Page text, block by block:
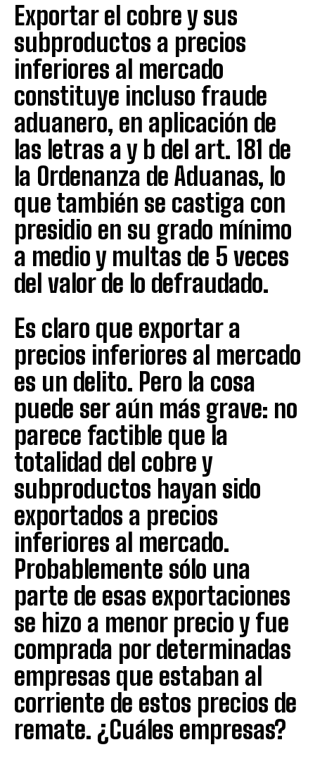
Exportar el cobre y sus
subproductos a precios
inferiores al mercado
constituye incluso fraude
aduanero, en aplicación de
las letras a y b del art. 181 de
la Ordenanza de Aduanas, lo
que también se castiga con
presidio en su grado mínimo
a medio y multas de 5 veces
del valor de lo defraudado.
Es claro que exportar a
precios inferiores al mercado
es un delito. Pero la cosa
puede ser aún más grave: no
parece factible que la
totalidad del cobre y
subproductos hayan sido
exportados a precios
inferiores al mercado.
Probablemente sólo una
parte de esas exportaciones
se hizo a menor precio y fue
comprada por determinadas
empresas que estaban al
corriente de estos precios de
remate. ¿Cuáles empresas?